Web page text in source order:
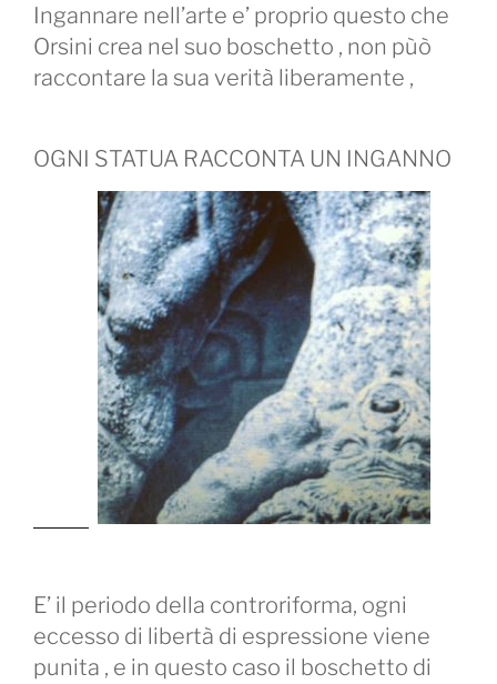
Ingannare nell’arte e’ proprio questo che
Orsini crea nel suo boschetto , non pùò
raccontare la sua verità liberamente ,
OGNI STATUA RACCONTA UN INGANNO
E’ il periodo della controriforma, ogni
eccesso di libertà di espressione viene
punita , e in questo caso il boschetto di